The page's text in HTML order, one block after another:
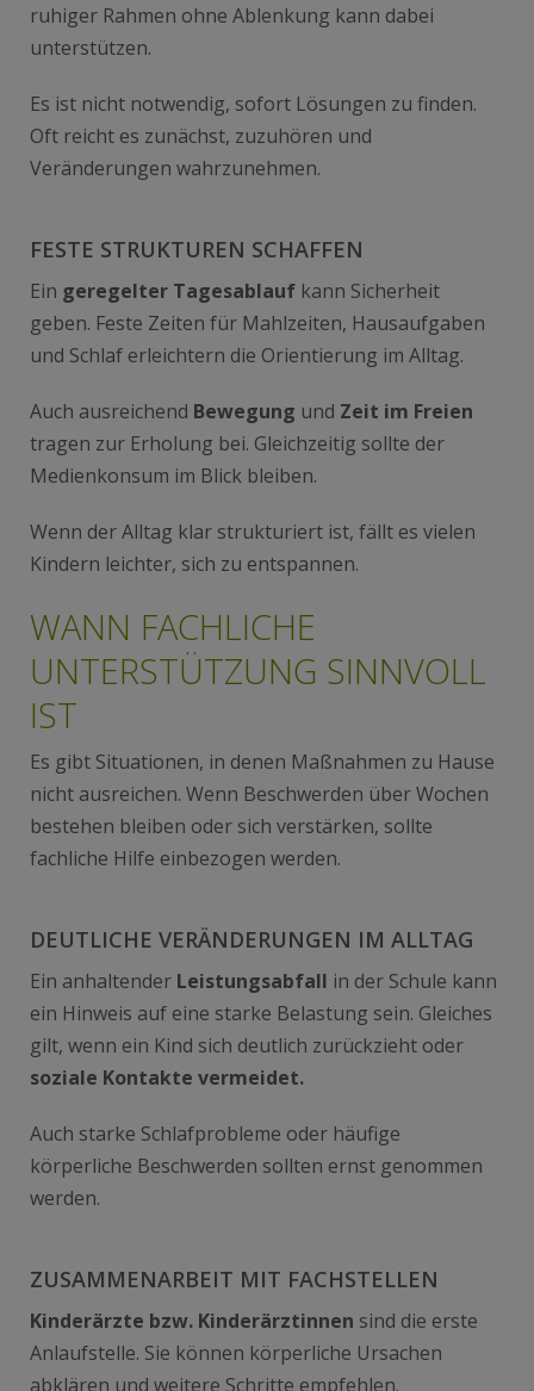
ruhiger Rahmen ohne Ablenkung kann dabei
unterstützen.
Es ist nicht notwendig, sofort Lösungen zu finden.
Oft reicht es zunächst, zuzuhören und
Veränderungen wahrzunehmen.
FESTE STRUKTUREN SCHAFFEN
Ein geregelter Tagesablauf kann Sicherheit
geben. Feste Zeiten für Mahlzeiten, Hausaufgaben
und Schlaf erleichtern die Orientierung im Alltag.
Auch ausreichend Bewegung und Zeit im Freien
tragen zur Erholung bei. Gleichzeitig sollte der
Medienkonsum im Blick bleiben.
Wenn der Alltag klar strukturiert ist, fällt es vielen
Kindern leichter, sich zu entspannen.
WANN FACHLICHE
UNTERSTÜTZUNG SINNVOLL
IST
Es gibt Situationen, in denen Maßnahmen zu Hause
nicht ausreichen. Wenn Beschwerden über Wochen
bestehen bleiben oder sich verstärken, sollte
fachliche Hilfe einbezogen werden.
DEUTLICHE VERÄNDERUNGEN IM ALLTAG
Ein anhaltender Leistungsabfall in der Schule kann
ein Hinweis auf eine starke Belastung sein. Gleiches
gilt, wenn ein Kind sich deutlich zurückzieht oder
soziale Kontakte vermeidet.
Auch starke Schlafprobleme oder häufige
körperliche Beschwerden sollten ernst genommen
werden.
ZUSAMMENARBEIT MIT FACHSTELLEN
Kinderärzte bzw. Kinderärztinnen sind die erste
Anlaufstelle. Sie können körperliche Ursachen
abklären und weitere Schritte empfehlen.